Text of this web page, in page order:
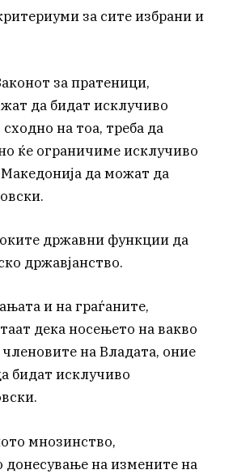
за сите избрани и
за пратеници,
да бидат исклучиво
на тоа, треба да
ќе ограничиме исклучиво
да можат да
државни функции да
државјанство.
и на граѓаните,
дека носењето на вакво
на Владата, оние
бидат исклучиво
мнозинство,
донесување на измените на